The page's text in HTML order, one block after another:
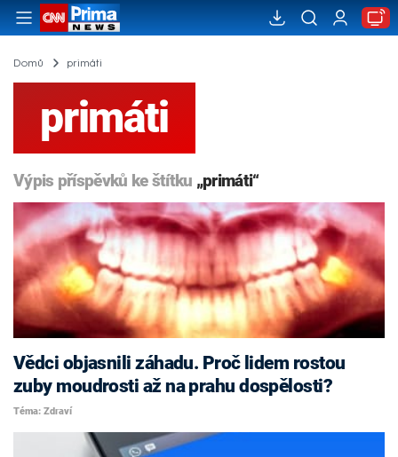
Domů primáti
primáti
Výpis příspěvků ke štítku „primáti“
Vědci objasnili záhadu. Proč lidem rostou
zuby moudrosti až na prahu dospělosti?
Téma: Zdraví